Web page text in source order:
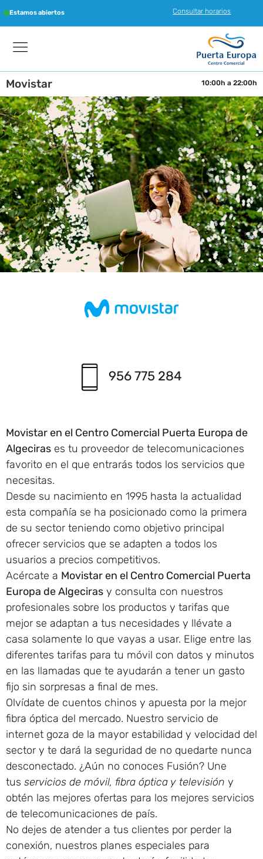
Estamos abiertos Consultar horarios
Movistar 10:00h a 22:00h
956 775 284
Movistar en el Centro Comercial Puerta Europa de
Algeciras es tu proveedor de telecomunicaciones
favorito en el que entrarás todos los servicios que
necesitas.
Desde su nacimiento en 1995 hasta la actualidad
esta compañía se ha posicionado como la primera
de su sector teniendo como objetivo principal
ofrecer servicios que se adapten a todos los
usuarios a precios competitivos.
Acércate a Movistar en el Centro Comercial Puerta
Europa de Algeciras y consulta con nuestros
profesionales sobre los productos y tarifas que
mejor se adaptan a tus necesidades y llévate a
casa solamente lo que vayas a usar. Elige entre las
diferentes tarifas para tu móvil con datos y minutos
en las llamadas que te ayudarán a tener un gasto
fijo sin sorpresas a final de mes.
Olvídate de cuentos chinos y apuesta por la mejor
fibra óptica del mercado. Nuestro servicio de
internet goza de la mayor estabilidad y velocidad del
sector y te dará la seguridad de no quedarte nunca
desconectado. ¿Aún no conoces Fusión? Une
tus servicios de móvil, fibra óptica y televisión y
obtén las mejores ofertas para los mejores servicios
de telecomunicaciones de país.
No dejes de atender a tus clientes por perder la
conexión, nuestros planes especiales para